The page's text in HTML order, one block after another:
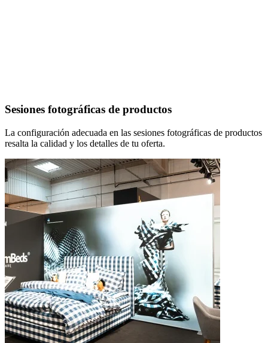
Sesiones fotográficas de productos
La configuración adecuada en las sesiones fotográficas de productos
resalta la calidad y los detalles de tu oferta.